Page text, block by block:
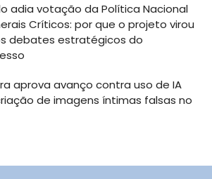
adia votação da Política Nacional
Críticos: por que o projeto virou
debates estratégicos do
aprova avanço contra uso de IA
de imagens íntimas falsas no